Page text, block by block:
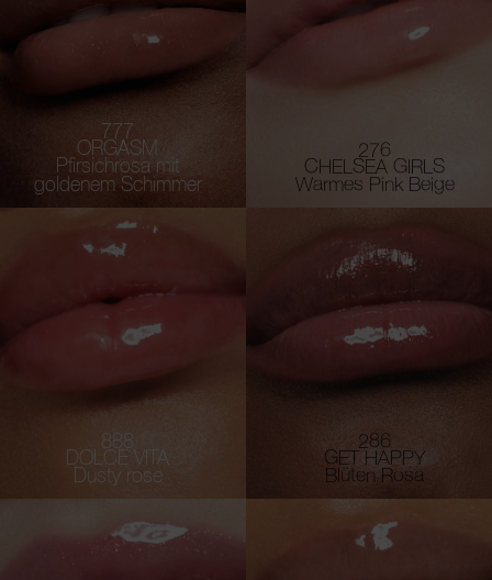
777
ORGASM
Pfirsichrosa mit
goldenem Schimmer
276
CHELSEA GIRLS
Warmes Pink Beige
888
DOLCE VITA
Dusty rose
286
GET HAPPY
Blüten Rosa